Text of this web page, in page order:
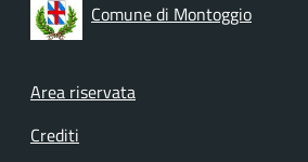
Comune di Montoggio
Footer menu
Area riservata
Crediti